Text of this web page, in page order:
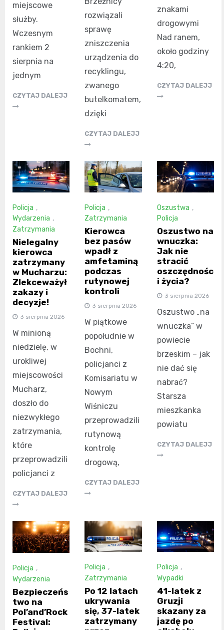
miejscowe
służby.
Wczesnym
rankiem 2
sierpnia na
jednym
CZYTAJ DALEJJ
rozwiązali
sprawę
zniszczenia
urządzenia do
recyklingu,
zwanego
butelkomatem,
dzięki
CZYTAJ DALEJJ
znakami
drogowymi
Nad ranem,
około godziny
4:20,
CZYTAJ DALEJJ
Policja ,
Wydarzenia ,
Zatrzymania
Nielegalny
kierowca
zatrzymany
w Mucharzu:
Zlekceważył
zakazy i
decyzje!
3 sierpnia 2026
W minioną
niedzielę, w
urokliwej
miejscowości
Mucharz,
doszło do
niezwykłego
zatrzymania,
które
przeprowadzili
policjanci z
CZYTAJ DALEJJ
Policja ,
Zatrzymania
Kierowca
bez pasów
wpadł z
amfetaminą
podczas
rutynowej
kontroli
3 sierpnia 2026
W piątkowe
popołudnie w
Bochni,
policjanci z
Komisariatu w
Nowym
Wiśniczu
przeprowadzili
rutynową
kontrolę
drogową,
CZYTAJ DALEJJ
Oszustwa ,
Policja
Oszustwo na
wnuczka:
Jak nie
stracić
oszczędnośc
i życia?
3 sierpnia 2026
Oszustwo „na
wnuczka” w
powiecie
brzeskim – jak
nie dać się
nabrać?
Starsza
mieszkanka
powiatu
CZYTAJ DALEJJ
Policja ,
Wydarzenia
Bezpieczeńs
two na
Pol’and’Rock
Festival:
Policja ,
Zatrzymania
Po 12 latach
ukrywania
się, 37-latek
zatrzymany
Policja ,
Wypadki
41-latek z
Gruzji
skazany za
jazdę po